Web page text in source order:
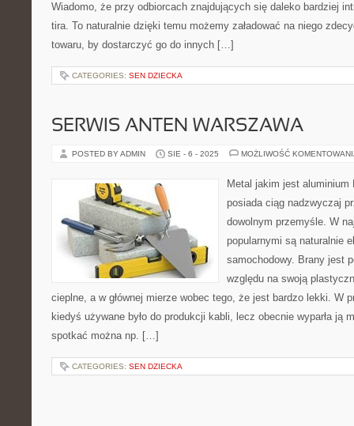
Wiadomo, że przy odbiorcach znajdujących się daleko bardziej
tira. To naturalnie dzięki temu możemy załadować na niego
towaru, by dostarczyć go do innych […]
CATEGORIES: SEN DZIECKA
SERWIS ANTEN WARSZAWA
POSTED BY ADMIN SIE - 6 - 2025 MOŻLIWOŚĆ
Metal jakim jest
posiada ciąg nadzwyczaj
dowolnym przemyśle. W
popularnymi są naturalnie
samochodowy. Brany jest
względu na swoją
cieplne, a w głównej mierze wobec tego, że jest bardzo lekki. W
kiedyś używane było do produkcji kabli, lecz obecnie wyparła ją
spotkać można np. […]
CATEGORIES: SEN DZIECKA